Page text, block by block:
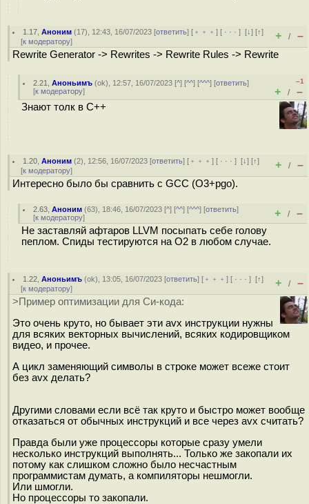
1.17 ,Аноним (17), 12:43, 16/07/2023 [ответить] [ ﹢﹢﹢] [ · · ·][↓] [↑]
[к модератору] + / –
Rewrite Generator -> Rewrites -> Rewrite Rules -> Rewrite
2.21 ,Аноньимъ (ok), 12:57, 16/07/2023 [^] [^^] [^^^] [ответить]
[к модератору]
–1
+ / –
Знают толк в С++
1.20 ,Аноним (2), 12:56, 16/07/2023 [ответить] [ ﹢﹢﹢] [ · · ·][↓] [↑]
[к модератору] + / –
Интересно было бы сравнить с GCC (O3+pgo).
2.63 ,Аноним (63), 18:46, 16/07/2023 [^] [^^] [^^^] [ответить]
[к модератору] + / –
Не заставляй афтаров LLVM посыпать себе голову
пеплом. Спиды тестируются на O2 в любом случае.
1.22 ,Аноньимъ (ok), 13:05, 16/07/2023 [ответить] [ ﹢﹢﹢] [ · · ·][↑]
[к модератору] + / –
>Пример оптимизации для Си-кода:
Это очень круто, но бывает эти avx инструкции нужны
для всяких векторных вычислений, всяких кодировщиком
видео, и прочее.
А цикл заменяющий символы в строке может всеже стоит
без avx делать?
Другими словами если всё так круто и быстро может вообще
отказаться от обычных инструкций и все через avx считать?
Правда были уже процессоры которые сразу умели
несколько инструкций выполнять... Только же закопали их
потому как слишком сложно было несчастным
программистам думать, а компиляторы нешмогли.
Или шмогли.
Но процессоры то закопали.